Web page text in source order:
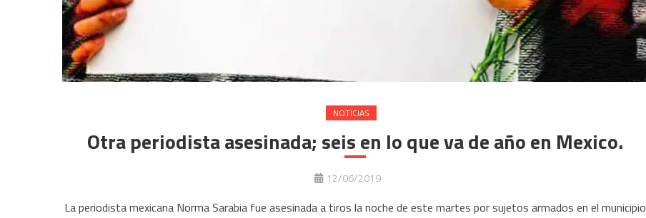
NOTICIAS
Otra periodista asesinada; seis en lo que va de año en Mexico.
12/06/2019
La periodista mexicana Norma Sarabia fue asesinada a tiros la noche de este martes por sujetos armados en el municipio